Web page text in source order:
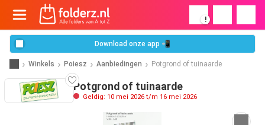
!
Download onze app 📲
Winkels Poiesz Aanbiedingen Potgrond of tuinaarde
Potgrond of tuinaarde
Geldig: 10 mei 2026 t/m 16 mei 2026